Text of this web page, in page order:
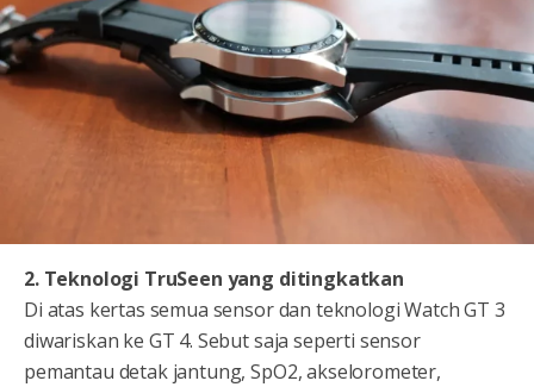
2. Teknologi TruSeen yang ditingkatkan
Di atas kertas semua sensor dan teknologi Watch GT 3
diwariskan ke GT 4. Sebut saja seperti sensor
pemantau detak jantung, SpO2, akselorometer,